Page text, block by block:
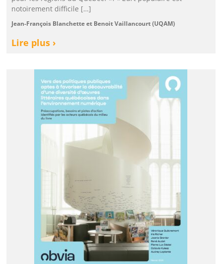
notoirement difficile […]
Jean-François Blanchette et Benoit Vaillancourt (UQAM)
Lire plus ›